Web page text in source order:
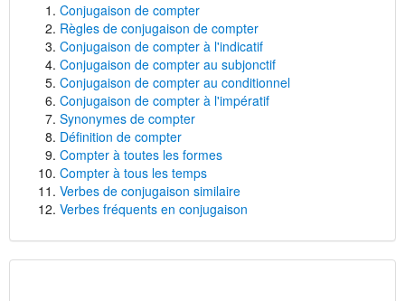
Conjugaison de compter
Règles de conjugaison de compter
Conjugaison de compter à l'indicatif
Conjugaison de compter au subjonctif
Conjugaison de compter au conditionnel
Conjugaison de compter à l'impératif
Synonymes de compter
Définition de compter
Compter à toutes les formes
Compter à tous les temps
Verbes de conjugaison similaire
Verbes fréquents en conjugaison